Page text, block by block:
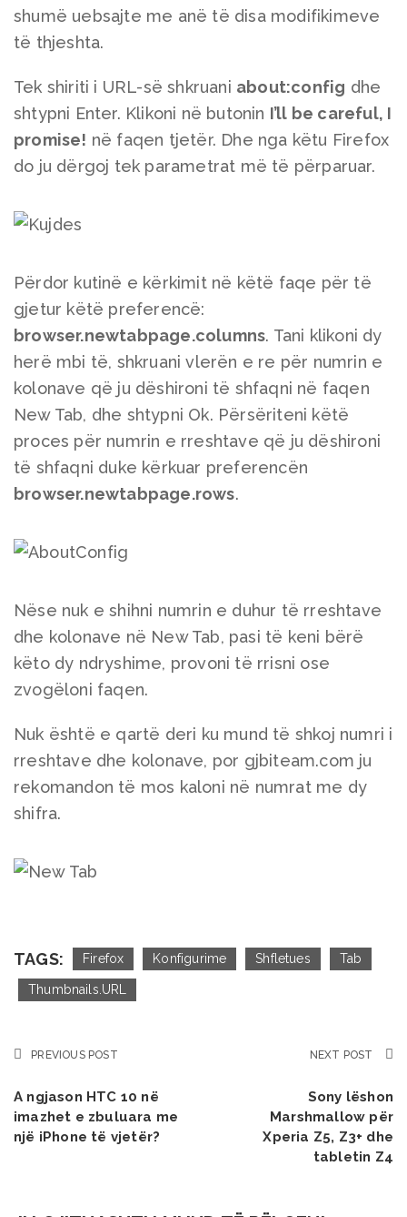
shumë uebsajte me anë të disa modifikimeve
të thjeshta.
Tek shiriti i URL-së shkruani about:config dhe
shtypni Enter. Klikoni në butonin I’ll be careful, I
promise! në faqen tjetër. Dhe nga këtu Firefox
do ju dërgoj tek parametrat më të përparuar.
Përdor kutinë e kërkimit në këtë faqe për të
gjetur këtë preferencë:
browser.newtabpage.columns. Tani klikoni dy
herë mbi të, shkruani vlerën e re për numrin e
kolonave që ju dëshironi të shfaqni në faqen
New Tab, dhe shtypni Ok. Përsëriteni këtë
proces për numrin e rreshtave që ju dëshironi
të shfaqni duke kërkuar preferencën
browser.newtabpage.rows.
Nëse nuk e shihni numrin e duhur të rreshtave
dhe kolonave në New Tab, pasi të keni bërë
këto dy ndryshime, provoni të rrisni ose
zvogëloni faqen.
Nuk është e qartë deri ku mund të shkoj numri i
rreshtave dhe kolonave, por gjbiteam.com ju
rekomandon të mos kaloni në numrat me dy
shifra.
TAGS: Firefox Konfigurime Shfletues Tab
Thumbnails.URL
PREVIOUS POST
A ngjason HTC 10 në
imazhet e zbuluara me
një iPhone të vjetër?
NEXT POST
Sony lëshon
Marshmallow për
Xperia Z5, Z3+ dhe
tabletin Z4